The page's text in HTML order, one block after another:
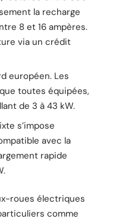
la recharge
8 et 16 ampères.
via un crédit
européen. Les
toutes équipées,
de 3 à 43 kW.
s’impose
avec la
rapide
roues électriques
comme